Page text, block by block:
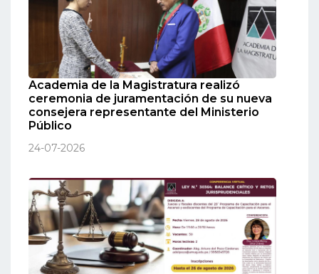
Academia de la Magistratura realizó
ceremonia de juramentación de su nueva
consejera representante del Ministerio
Público
24-07-2026